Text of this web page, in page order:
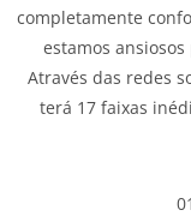
completamente
estamos
Através das redes
terá 17 faixas